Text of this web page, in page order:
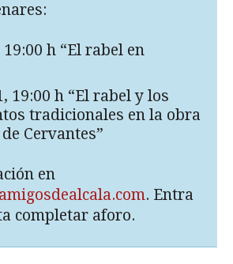
19:00 h “El rabel en
19:00 h “El rabel y los
tradicionales en la obra
Cervantes”
en
. Entra
completar aforo.